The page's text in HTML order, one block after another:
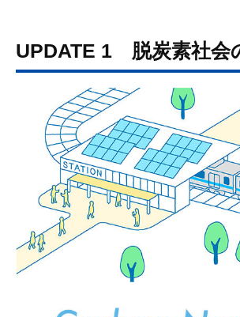
UPDATE 1 脱炭素社会